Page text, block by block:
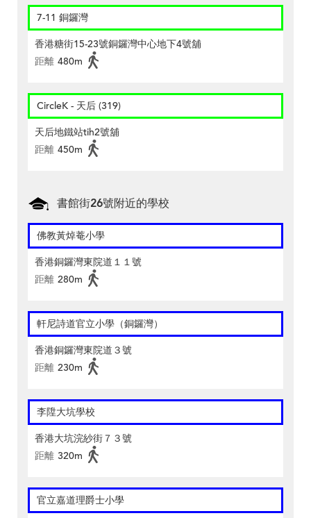
7-11 銅鑼灣
香港糖街15-23號銅鑼灣中心地下4號舖
距離 480m
CircleK - 天后 (319)
天后地鐵站tih2號舖
距離 450m
書館街26號附近的學校
佛教黃焯菴小學
香港銅鑼灣東院道１１號
距離 280m
軒尼詩道官立小學（銅鑼灣）
香港銅鑼灣東院道３號
距離 230m
李陞大坑學校
香港大坑浣紗街７３號
距離 320m
官立嘉道理爵士小學